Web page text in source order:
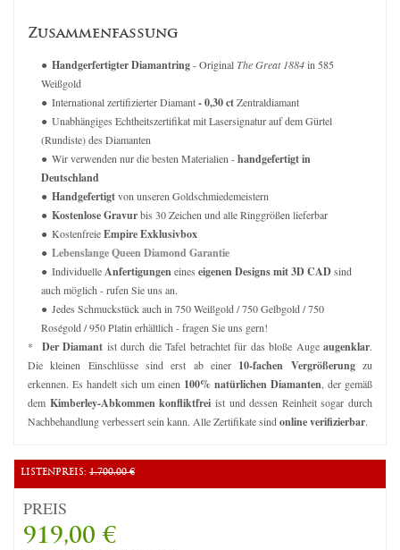
Zusammenfassung
Handgerfertigter Diamantring- OriginalThe Great 1884in 585
Weißgold
International zertifizierter Diamant- 0,30 ctZentraldiamant
Unabhängiges Echtheitszertifikat mit Lasersignatur auf dem Gürtel
(Rundiste) des Diamanten
Wir verwenden nur die besten Materialien -handgefertigt in
Deutschland
Handgefertigtvon unseren Goldschmiedemeistern
Kostenlose Gravurbis 30 Zeichen und alle Ringgrößen lieferbar
KostenfreieEmpire Exklusivbox
Lebenslange Queen Diamond Garantie
IndividuelleAnfertigungeneines eigenen Designs mit 3D CADsind
auch möglich - rufen Sie uns an.
Jedes Schmuckstück auch in 750 Weißgold / 750 Gelbgold / 750
Roségold / 950 Platin erhältlich - fragen Sie uns gern!
* Der Diamant ist durch die Tafel betrachtet für das bloße Augeaugenklar.
Die kleinen Einschlüsse sind erst ab einer 10-fachen Vergrößerungzu
erkennen. Es handelt sich um einen 100% natürlichen Diamanten , der gemäß
dem Kimberley-Abkommen konfliktfrei ist und dessen Reinheit sogar durch
Nachbehandlung verbessert sein kann. Alle Zertifikate sindonline verifizierbar.
LISTENPREIS: 1.700,00 €
PREIS
919,00 €